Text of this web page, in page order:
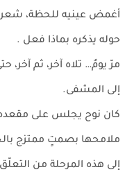
أغمض عينيه للحظة، شعر
حوله يذكره بماذا فعل .
مرّ يومٌ… تلاه آخر، ثم
إلى المشفى.
كان نوح يجلس على مقعده
ملامحها بصمتٍ ممتزج
إلى هذه المرحلة من